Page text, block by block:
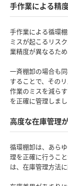
手作業による精
手作業による循環
ミスが起こるリス
業精度が異なるた
一斉棚卸の場合も
することで、その
作業のミスを減ら
を正確に管理しまし
高度な在庫管理
循環棚卸は、あら
理を正確に行うこ
は、在庫管理方法